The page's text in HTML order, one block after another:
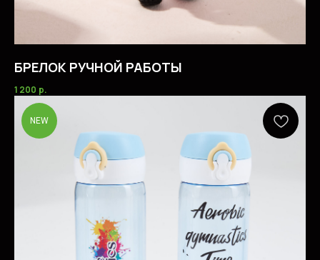
БРЕЛОК РУЧНОЙ РАБОТЫ
1 200 р.
NEW